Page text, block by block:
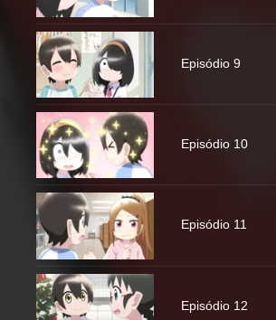
Episódio 9
Episódio 10
Episódio 11
Episódio 12